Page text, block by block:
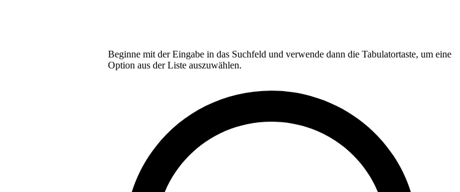
Beginne mit der Eingabe in das Suchfeld und verwende dann die Tabulatortaste, um eine
Option aus der Liste auszuwählen.